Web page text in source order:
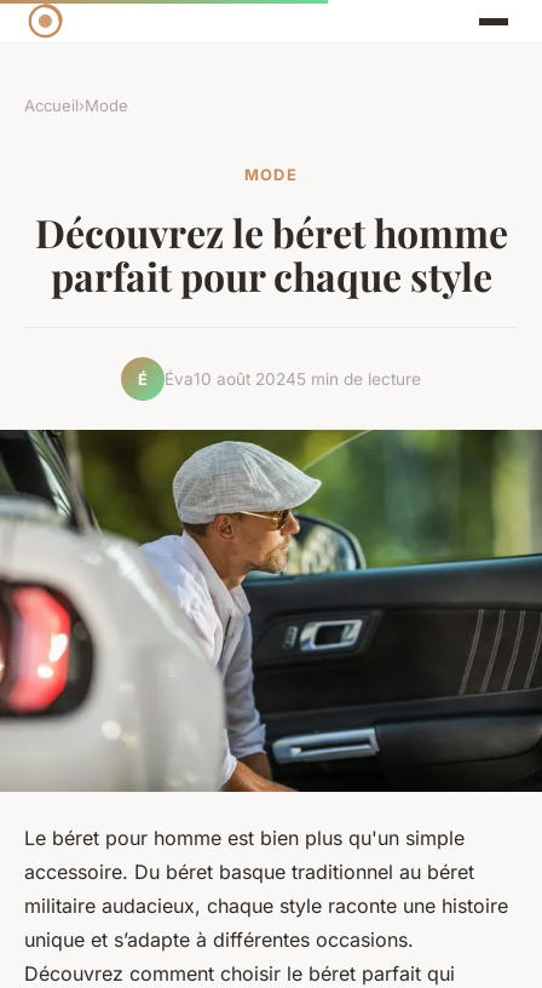
Accueil›Mode
MODE
Découvrez le béret homme
parfait pour chaque style
É Éva10 août 20245 min de lecture
Le béret pour homme est bien plus qu'un simple
accessoire. Du béret basque traditionnel au béret
militaire audacieux, chaque style raconte une histoire
unique et s’adapte à différentes occasions.
Découvrez comment choisir le béret parfait qui